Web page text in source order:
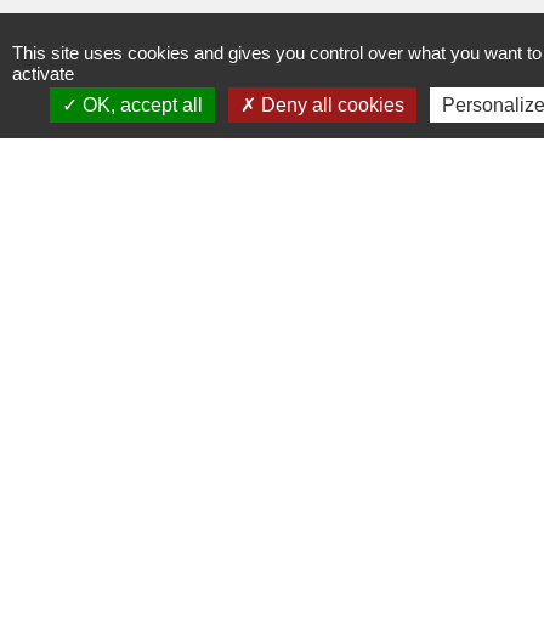
Liens
This site uses cookies and gives you control over what you want to
activate
OK, accept all
Deny all cookies Personalize